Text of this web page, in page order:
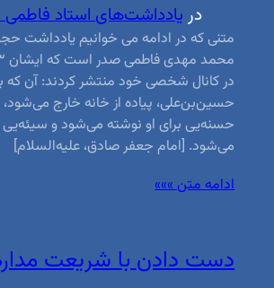
در یادداشت‌های استاد
متنی که در ادامه می خوانیم یادداشت
در کانال شخصی خود منتشر کردند: آن که
حسین‌بن‌علی، پیاده از خانه خارج می‌شود،
حسنه‌یی برای او نوشته می‌شود و سیئه‌یی
می‌شود. [امام جعفر صادق، علیه‌السلام]
ادامه متن »»»
دست دادن با شریعت